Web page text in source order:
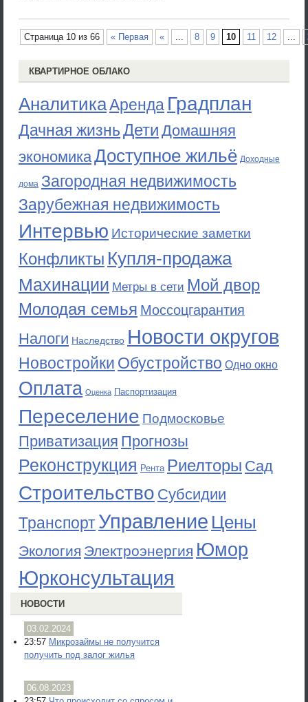
Страница 10 из 66 « Первая « ... 8 9 10 11 12 ...
КВАРТИРНОЕ ОБЛАКО
АналитикаАренда Градплан
Дачная жизньДети Домашняя
экономикаДоступное жильё Доходные
дома Загородная недвижимость
Зарубежная недвижимость
Интервью Исторические заметки
Конфликты Купля-продажа
Махинации Метры в сети Мой двор
Молодая семья Моссоцгарантия
Налоги Наследство Новости округов
Новостройки Обустройство Одно окно
Оплата Оценка Паспортизация
Переселение Подмосковье
Приватизация Прогнозы
Реконструкция Рента Риелторы Сад
Строительство Субсидии
ТранспортУправление Цены
Экология Электроэнергия Юмор
Юрконсультация
НОВОСТИ
03.02.2024
23:57 Микрозаймы не получится
получить под залог жилья
06.08.2023